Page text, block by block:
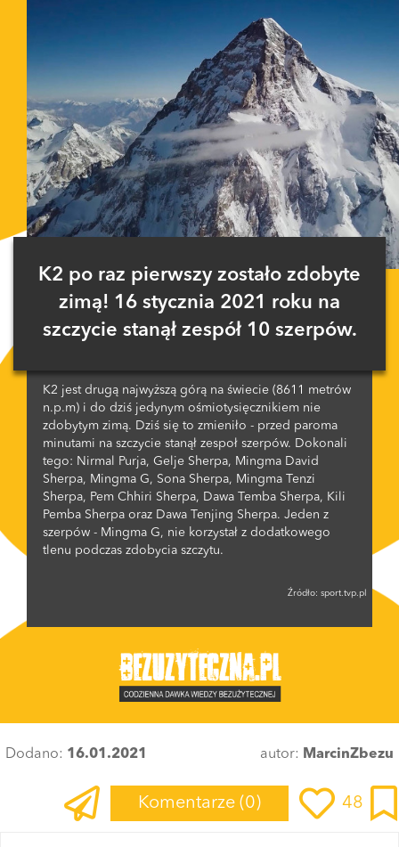
K2 po raz pierwszy zostało zdobyte
zimą! 16 stycznia 2021 roku na
szczycie stanął zespół 10 szerpów.
K2 jest drugą najwyższą górą na świecie (8611 metrów
n.p.m) i do dziś jedynym ośmiotysięcznikiem nie
zdobytym zimą. Dziś się to zmieniło - przed paroma
minutami na szczycie stanął zespoł szerpów. Dokonali
tego: Nirmal Purja, Gelje Sherpa, Mingma David
Sherpa, Mingma G, Sona Sherpa, Mingma Tenzi
Sherpa, Pem Chhiri Sherpa, Dawa Temba Sherpa, Kili
Pemba Sherpa oraz Dawa Tenjing Sherpa. Jeden z
szerpów - Mingma G, nie korzystał z dodatkowego
tlenu podczas zdobycia szczytu.
Źródło: sport.tvp.pl
Dodano: 16.01.2021 autor: MarcinZbezu
Komentarze (0) 48